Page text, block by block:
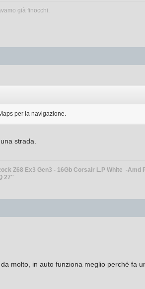
già finocchi.
per la navigazione.
strada.
Z68 Ex3 Gen3 - 16Gb Corsair L.P White -
27''
molto, in auto funziona meglio perché fa